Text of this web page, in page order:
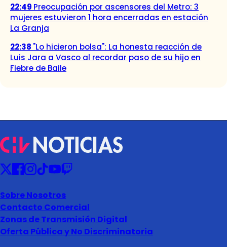
22:49 Preocupación por ascensores del Metro: 3
mujeres estuvieron 1 hora encerradas en estación
La Granja
22:38 "Lo hicieron bolsa": La honesta reacción de
Luis Jara a Vasco al recordar paso de su hijo en
Fiebre de Baile
Sobre Nosotros
Contacto Comercial
Zonas de Transmisión Digital
Oferta Pública y No Discriminatoria